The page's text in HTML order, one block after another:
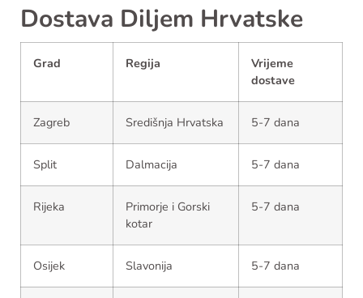
Dostava Diljem Hrvatske
Grad Regija
Vrijeme
dostave
Zagreb Središnja Hrvatska 5-7 dana
Split Dalmacija 5-7 dana
Rijeka
Primorje i Gorski
kotar
5-7 dana
Osijek Slavonija 5-7 dana